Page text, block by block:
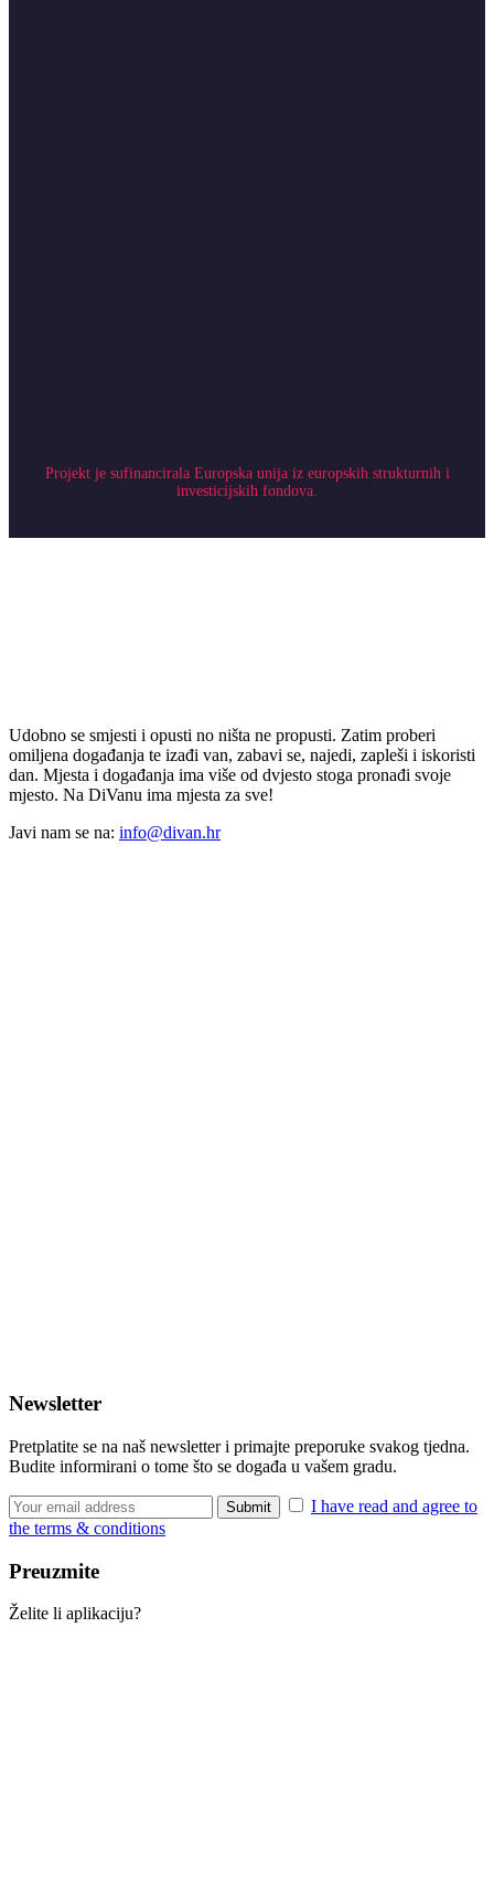
Projekt je sufinancirala Europska unija iz europskih strukturnih i
investicijskih fondova.
Udobno se smjesti i opusti no ništa ne propusti. Zatim proberi
omiljena događanja te izađi van, zabavi se, najedi, zapleši i iskoristi
dan. Mjesta i događanja ima više od dvjesto stoga pronađi svoje
mjesto. Na DiVanu ima mjesta za sve!
Javi nam se na: info@divan.hr
Newsletter
Pretplatite se na naš newsletter i primajte preporuke svakog tjedna.
Budite informirani o tome što se događa u vašem gradu.
I have read and agree to
the terms & conditions
Preuzmite
Želite li aplikaciju?